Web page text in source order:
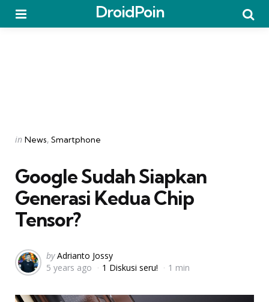
DroidPoin
Categories
Posted
in News Smartphone
Google Sudah Siapkan
Generasi Kedua Chip
Tensor?
Posted
by
by Adrianto Jossy
5 years ago
1 Diskusi seru! 1 min